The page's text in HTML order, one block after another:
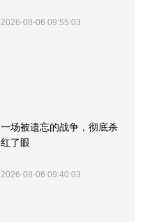
2026-08-06 09:55:03
一场被遗忘的战争，彻底杀
红了眼
2026-08-06 09:40:03